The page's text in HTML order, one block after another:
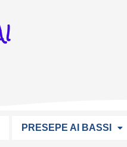
PRESEPE AI BASSI